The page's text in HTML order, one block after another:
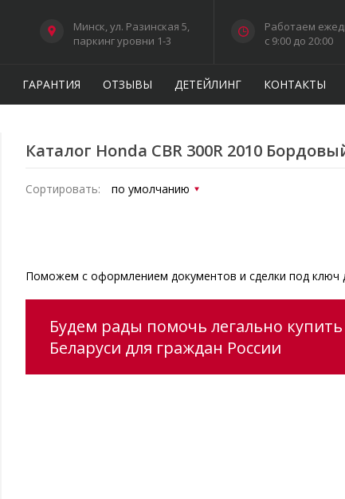
Минск, ул. Разинская 5,
паркинг уровни 1-3
Работаем
c 9:00 до 20:00
ГАРАНТИЯ ОТЗЫВЫ ДЕТЕЙЛИНГ КОНТАКТЫ
Каталог Honda CBR 300R 2010
Сортировать:
Поможем с оформлением документов и сделки под ключ
Будем рады помочь легально
Беларуси для граждан России